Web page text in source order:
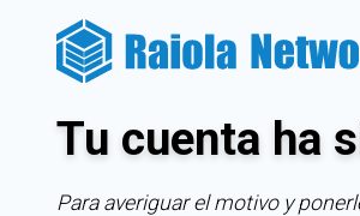
Tu cuenta ha
Para averiguar el motivo y